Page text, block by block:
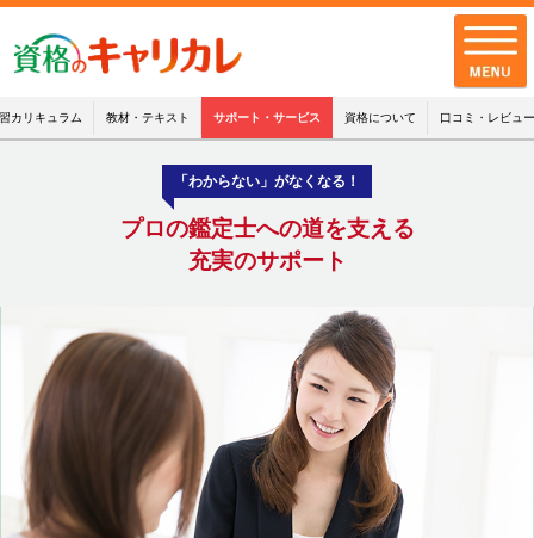
キャリカレの品質
キャリカレの サポート・サービス
お知らせ
お問い合わせ
よくある質問
カリキュラム 教材・テキスト サポート・サービス 資格について 口コミ・レビュー
「わからない」がなくなる！
プロの鑑定士への道を支える
充実のサポート